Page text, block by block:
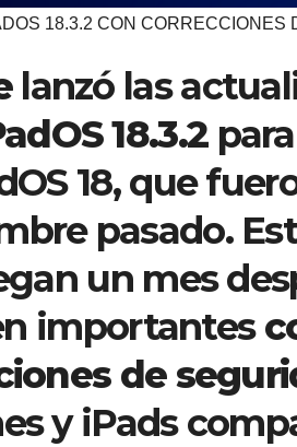
18.3.2 CON
lanzó las
18.3.2
18, que
pasado.
un mes
importantes
de
y iPads